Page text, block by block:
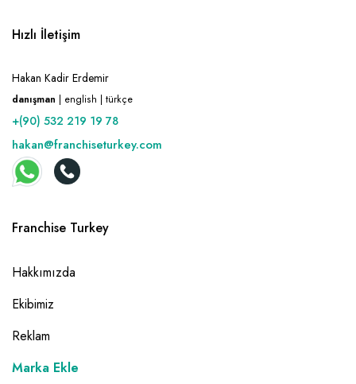
Hızlı İletişim
Hakan Kadir Erdemir
danışman | english | türkçe
+(90) 532 219 19 78
hakan@franchiseturkey.com
Franchise Turkey
Hakkımızda
Ekibimiz
Reklam
Marka Ekle